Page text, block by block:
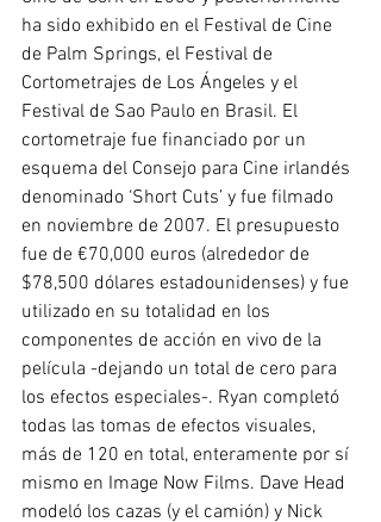
ha sido exhibido en el Festival de Cine
de Palm Springs, el Festival de
Cortometrajes de Los Ángeles y el
Festival de Sao Paulo en Brasil. El
cortometraje fue financiado por un
esquema del Consejo para Cine irlandés
denominado ‘Short Cuts’ y fue filmado
en noviembre de 2007. El presupuesto
fue de €70,000 euros (alrededor de
$78,500 dólares estadounidenses) y fue
utilizado en su totalidad en los
componentes de acción en vivo de la
película -dejando un total de cero para
los efectos especiales-. Ryan completó
todas las tomas de efectos visuales,
más de 120 en total, enteramente por sí
mismo en Image Now Films. Dave Head
modeló los cazas (y el camión) y Nick